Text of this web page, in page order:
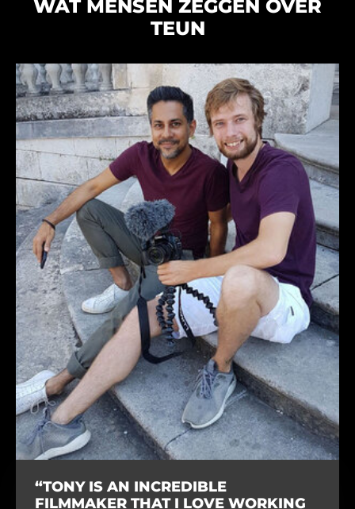
WAT MENSEN ZEGGEN OVER
TEUN
“TONY IS AN INCREDIBLE
FILMMAKER THAT I LOVE WORKING